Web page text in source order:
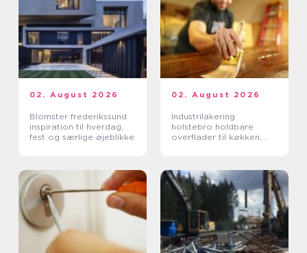
02. August 2026
Blomster frederikssund
inspiration til hverdag,
fest og særlige øjeblikke
02. August 2026
Industrilakering
holstebro holdbare
overflader til køkken,